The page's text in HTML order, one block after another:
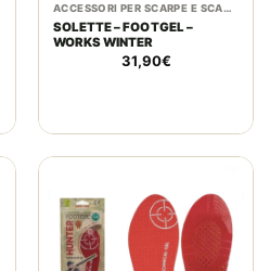
ACCESSORI PER SCARPE E SCARPONI
SOLETTE – FOOTGEL –
WORKS WINTER
31,90€